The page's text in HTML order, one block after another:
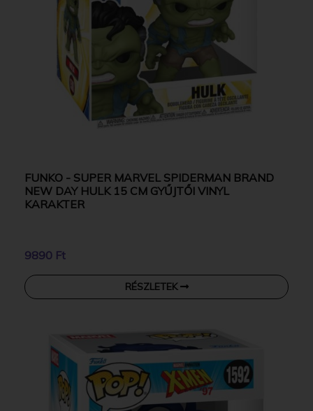
FUNKO - SUPER MARVEL SPIDERMAN BRAND
NEW DAY HULK 15 CM GYŰJTŐI VINYL
KARAKTER
9890 Ft
RÉSZLETEK